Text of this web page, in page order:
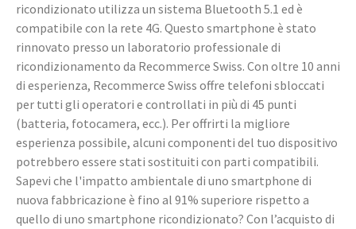
ricondizionato utilizza un sistema Bluetooth 5.1 ed è
compatibile con la rete 4G. Questo smartphone è stato
rinnovato presso un laboratorio professionale di
ricondizionamento da Recommerce Swiss. Con oltre 10 anni
di esperienza, Recommerce Swiss offre telefoni sbloccati
per tutti gli operatori e controllati in più di 45 punti
(batteria, fotocamera, ecc.). Per offrirti la migliore
esperienza possibile, alcuni componenti del tuo dispositivo
potrebbero essere stati sostituiti con parti compatibili.
Sapevi che l'impatto ambientale di uno smartphone di
nuova fabbricazione è fino al 91% superiore rispetto a
quello di uno smartphone ricondizionato? Con l’acquisto di